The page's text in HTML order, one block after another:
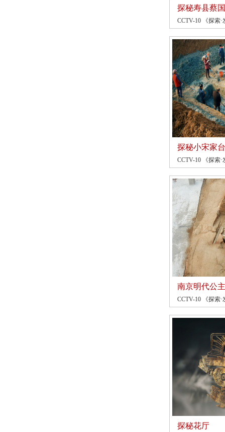
探秘寿县蔡
CCTV-10 《探索·
探秘小宋家
CCTV-10 《探索·
南京明代公
CCTV-10 《探索·
探秘花厅